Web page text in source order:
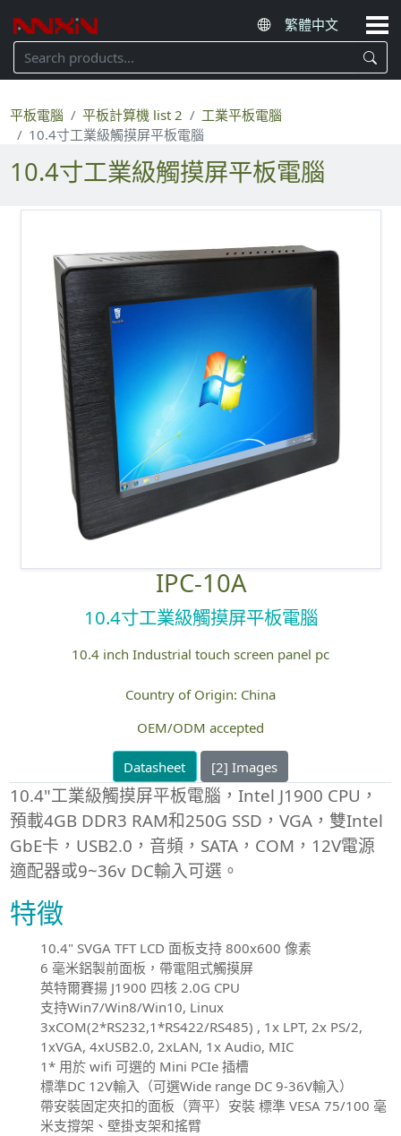
平板電腦 平板計算機 list 2
工業平板電腦
10.4寸工業級觸摸屏平板電腦
10.4寸工業級觸摸屏平板電腦
IPC-10A
10.4寸工業級觸摸屏平板電腦
10.4 inch Industrial touch screen panel pc
Country of Origin: China
OEM/ODM accepted
Datasheet [2] Images
10.4"工業級觸摸屏平板電腦，Intel J1900 CPU，
預載4GB DDR3 RAM和250G SSD，VGA，雙Intel
GbE卡，USB2.0，音頻，SATA，COM，12V電源
適配器或9~36v DC輸入可選。
特徵
10.4" SVGA TFT LCD 面板支持 800x600 像素
6 毫米鋁製前面板，帶電阻式觸摸屏
英特爾賽揚 J1900 四核 2.0G CPU
支持Win7/Win8/Win10, Linux
3xCOM(2*RS232,1*RS422/RS485) , 1x LPT, 2x PS/2,
1xVGA, 4xUSB2.0, 2xLAN, 1x Audio, MIC
1* 用於 wifi 可選的 Mini PCIe 插槽
標準DC 12V輸入（可選Wide range DC 9-36V輸入）
帶安裝固定夾扣的面板（齊平）安裝 標準 VESA 75/100 毫
米支撐架、壁掛支架和搖臂